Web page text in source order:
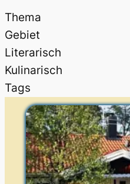
Thema
Gebiet
Literarisch
Kulinarisch
Tags